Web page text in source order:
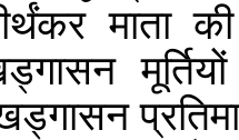
माता